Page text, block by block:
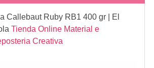
Callebaut Ruby RB1 400 gr| El
Tienda Online Material e
Creativa